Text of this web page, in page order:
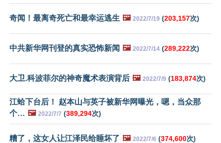
奇闻！最离奇死亡和最幸运逃生 🖼️ 2022/7/19 (203,157次)
中共新华网刊登的真实恐怖新闻 🖼️ 2022/7/14 (289,222次)
大卫.科波菲尔的神奇魔术表演背后 🖼️ 2022/7/9 (183,874次)
江蛤下台后！ 赵本山与英子被新华网曝光，嗯，当众那
个… 🖼️ 2022/7/7 (389,294次)
糟了，这女人让江泽民给睡坏了 🖼️ 2022/7/6 (374,600次)